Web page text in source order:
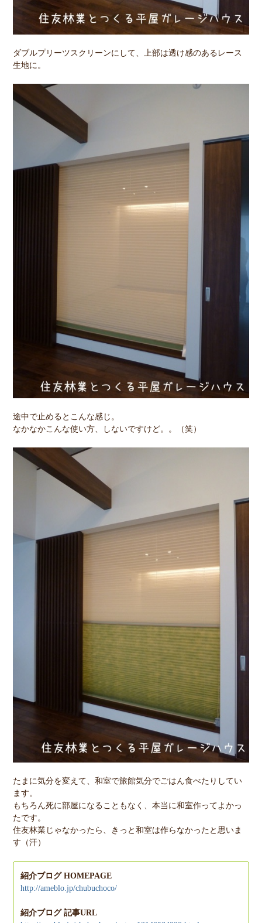
ダブルプリーツスクリーンにして、上部は透け感のあるレース
生地に。
途中で止めるとこんな感じ。
なかなかこんな使い方、しないですけど。。（笑）
たまに気分を変えて、和室で旅館気分でごはん食べたりしてい
ます。
もちろん死に部屋になることもなく、本当に和室作ってよかっ
たです。
住友林業じゃなかったら、きっと和室は作らなかったと思いま
す（汗）
紹介ブログ HOMEPAGE
http://ameblo.jp/chubuchoco/
紹介ブログ 記事URL